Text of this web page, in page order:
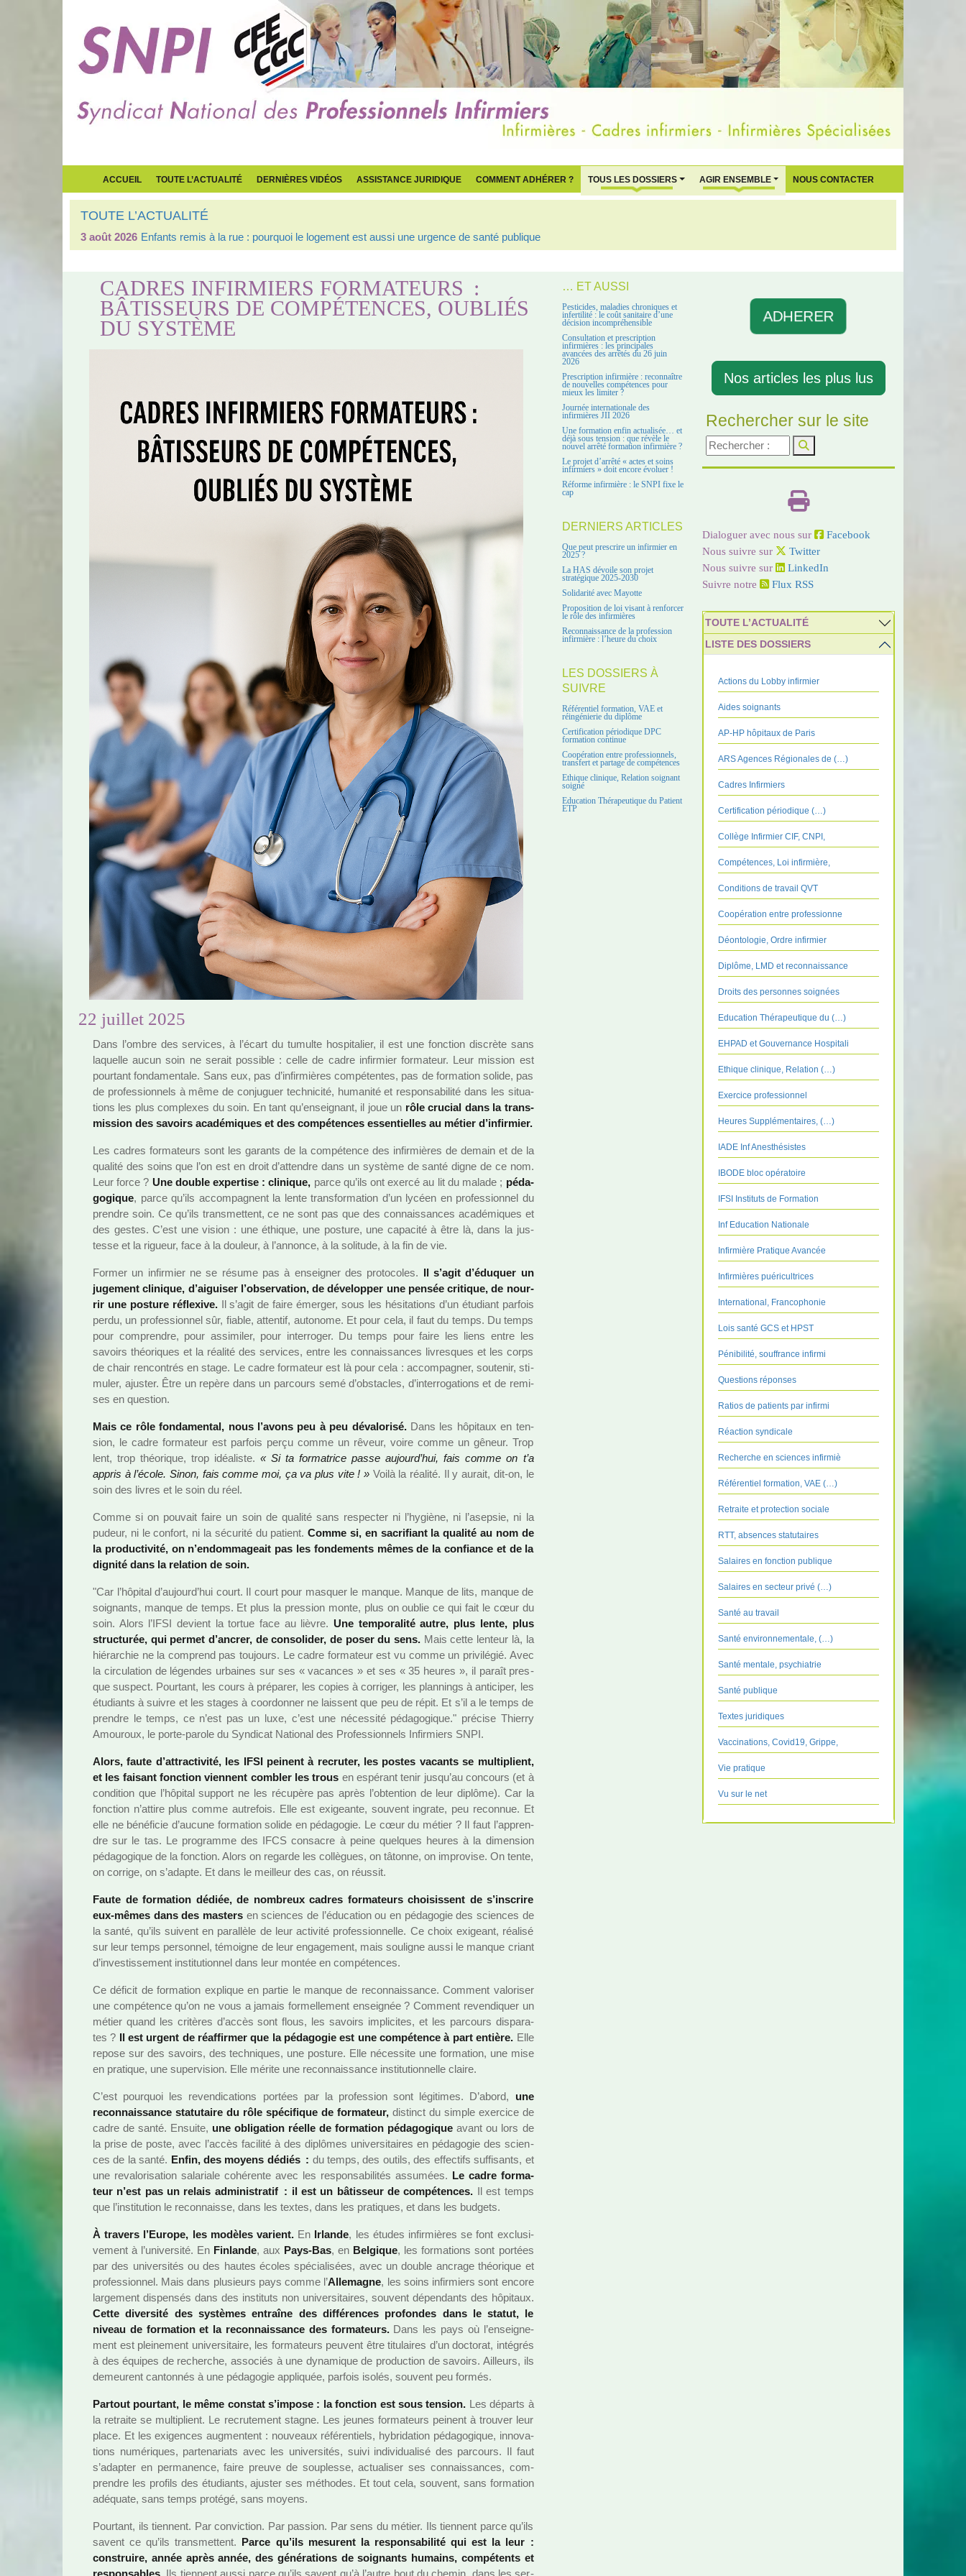
ACCUEIL TOUTE L’ACTUALITÉ DERNIÈRES VIDÉOS ASSISTANCE JURIDIQUE COMMENT ADHÉRER ? TOUS LES DOSSIERS AGIR ENSEMBLE NOUS CONTACTER
TOUTE L’ACTUALITÉ
3 août 2026 Enfants remis à la rue : pourquoi le logement est aussi une urgence de santé publique
CADRES INFIRMIERS FORMATEURS :
BÂTISSEURS DE COMPÉTENCES, OUBLIÉS
DU SYSTÈME
22 juillet 2025
Dans l’ombre des ser­vi­ces, à l’écart du tumulte hos­pi­ta­lier, il est une fonc­tion dis­crète sans
laquelle aucun soin ne serait pos­si­ble : celle de cadre infir­mier for­ma­teur. Leur mis­sion est
pour­tant fon­da­men­tale. Sans eux, pas d’infir­miè­res com­pé­ten­tes, pas de for­ma­tion solide, pas
de pro­fes­sion­nels à même de conju­guer tech­ni­cité, huma­nité et res­pon­sa­bi­lité dans les situa­
tions les plus com­plexes du soin. En tant qu’ensei­gnant, il joue un rôle cru­cial dans la trans­
mis­sion des savoirs aca­dé­mi­ques et des com­pé­ten­ces essen­tiel­les au métier d’infir­mier.
Les cadres for­ma­teurs sont les garants de la com­pé­tence des infir­miè­res de demain et de la
qua­lité des soins que l’on est en droit d’atten­dre dans un sys­tème de santé digne de ce nom.
Leur force ? Une double exper­tise : cli­ni­que, parce qu’ils ont exercé au lit du malade ; péda­
go­gi­que, parce qu’ils accom­pa­gnent la lente trans­for­ma­tion d’un lycéen en pro­fes­sion­nel du
pren­dre soin. Ce qu’ils trans­met­tent, ce ne sont pas que des connais­san­ces aca­dé­mi­ques et
des gestes. C’est une vision : une éthique, une pos­ture, une capa­cité à être là, dans la jus­
tesse et la rigueur, face à la dou­leur, à l’annonce, à la soli­tude, à la fin de vie.
Former un infir­mier ne se résume pas à ensei­gner des pro­to­co­les. Il s’agit d’éduquer un
juge­ment cli­ni­que, d’aigui­ser l’obser­va­tion, de déve­lop­per une pensée cri­ti­que, de nour­
rir une pos­ture réflexive.Il s’agit de faire émerger, sous les hési­ta­tions d’un étudiant par­fois
perdu, un pro­fes­sion­nel sûr, fiable, atten­tif, auto­nome. Et pour cela, il faut du temps. Du temps
pour com­pren­dre, pour assi­mi­ler, pour inter­ro­ger. Du temps pour faire les liens entre les
savoirs théo­ri­ques et la réa­lité des ser­vi­ces, entre les connais­san­ces livres­ques et les corps
de chair ren­contrés en stage. Le cadre for­ma­teur est là pour cela : accom­pa­gner, sou­te­nir, sti­
mu­ler, ajus­ter. Être un repère dans un par­cours semé d’obs­ta­cles, d’inter­ro­ga­tions et de remi­
ses en ques­tion.
Mais ce rôle fon­da­men­tal, nous l’avons peu à peu déva­lo­risé.Dans les hôpi­taux en ten­
sion, le cadre for­ma­teur est par­fois perçu comme un rêveur, voire comme un gêneur. Trop
lent, trop théo­ri­que, trop idéa­liste.« Si ta for­ma­trice passe aujourd’hui, fais comme on t’a
appris à l’école. Sinon, fais comme moi, ça va plus vite ! » Voilà la réa­lité. Il y aurait, dit-on, le
soin des livres et le soin du réel.
Comme si on pou­vait faire un soin de qua­lité sans res­pec­ter ni l’hygiène, ni l’asep­sie, ni la
pudeur, ni le confort, ni la sécu­rité du patient.Comme si, en sacri­fiant la qua­lité au nom de
la pro­duc­ti­vité, on n’endom­ma­geait pas les fon­de­ments mêmes de la confiance et de la
dignité dans la rela­tion de soin.
"Car l’hôpi­tal d’aujourd’hui court. Il court pour mas­quer le manque. Manque de lits, manque de
soi­gnants, manque de temps. Et plus la pres­sion monte, plus on oublie ce qui fait le cœur du
soin. Alors l’IFSI devient la tortue face au lièvre. Une tem­po­ra­lité autre, plus lente, plus
struc­tu­rée, qui permet d’ancrer, de conso­li­der, de poser du sens. Mais cette len­teur là, la
hié­rar­chie ne la com­prend pas tou­jours. Le cadre for­ma­teur est vu comme un pri­vi­lé­gié. Avec
la cir­cu­la­tion de légen­des urbai­nes sur ses « vacan­ces » et ses « 35 heures », il paraît pres­
que sus­pect. Pourtant, les cours à pré­pa­rer, les copies à cor­ri­ger, les plan­nings à anti­ci­per, les
étudiants à suivre et les stages à coor­don­ner ne lais­sent que peu de répit. Et s’il a le temps de
pren­dre le temps, ce n’est pas un luxe, c’est une néces­sité péda­go­gi­que." pré­cise Thierry
Amouroux, le porte-parole du Syndicat National des Professionnels Infirmiers SNPI.
Alors, faute d’attrac­ti­vité, les IFSI pei­nent à recru­ter, les postes vacants se mul­ti­plient,
et les fai­sant fonc­tion vien­nent com­bler les trous en espé­rant tenir jusqu’au concours (et à
condi­tion que l’hôpi­tal sup­port ne les récu­père pas après l’obten­tion de leur diplôme). Car la
fonc­tion n’attire plus comme autre­fois. Elle est exi­geante, sou­vent ingrate, peu reconnue. Et
elle ne béné­fi­cie d’aucune for­ma­tion solide en péda­go­gie. Le cœur du métier ? Il faut l’appren­
dre sur le tas. Le pro­gramme des IFCS consa­cre à peine quel­ques heures à la dimen­sion
péda­go­gi­que de la fonc­tion. Alors on regarde les col­lè­gues, on tâtonne, on impro­vise. On tente,
on cor­rige, on s’adapte. Et dans le meilleur des cas, on réus­sit.
Faute de for­ma­tion dédiée, de nom­breux cadres for­ma­teurs choi­sis­sent de s’ins­crire
eux-mêmes dans des mas­tersen scien­ces de l’éducation ou en péda­go­gie des scien­ces de
la santé, qu’ils sui­vent en paral­lèle de leur acti­vité pro­fes­sion­nelle. Ce choix exi­geant, réa­lisé
sur leur temps per­son­nel, témoi­gne de leur enga­ge­ment, mais sou­li­gne aussi le manque criant
d’inves­tis­se­ment ins­ti­tu­tion­nel dans leur montée en com­pé­ten­ces.
Ce défi­cit de for­ma­tion expli­que en partie le manque de reconnais­sance. Comment valo­ri­ser
une com­pé­tence qu’on ne vous a jamais for­mel­le­ment ensei­gnée ? Comment reven­di­quer un
métier quand les cri­tè­res d’accès sont flous, les savoirs impli­ci­tes, et les par­cours dis­pa­ra­
tes ? Il est urgent de réaf­fir­mer que la péda­go­gie est une com­pé­tence à part entière. Elle
repose sur des savoirs, des tech­ni­ques, une pos­ture. Elle néces­site une for­ma­tion, une mise
en pra­ti­que, une super­vi­sion. Elle mérite une reconnais­sance ins­ti­tu­tion­nelle claire.
C’est pour­quoi les reven­di­ca­tions por­tées par la pro­fes­sion sont légi­ti­mes. D’abord, une
reconnais­sance sta­tu­taire du rôle spé­ci­fi­que de for­ma­teur,dis­tinct du simple exer­cice de
cadre de santé. Ensuite, une obli­ga­tion réelle de for­ma­tion péda­go­gi­que avant ou lors de
la prise de poste, avec l’accès faci­lité à des diplô­mes uni­ver­si­tai­res en péda­go­gie des scien­
ces de la santé. Enfin, des moyens dédiés : du temps, des outils, des effec­tifs suf­fi­sants, et
une reva­lo­ri­sa­tion sala­riale cohé­rente avec les res­pon­sa­bi­li­tés assu­mées. Le cadre for­ma­
teur n’est pas un relais admi­nis­tra­tif : il est un bâtis­seur de com­pé­ten­ces. Il est temps
que l’ins­ti­tu­tion le reconnaisse, dans les textes, dans les pra­ti­ques, et dans les bud­gets.
À tra­vers l’Europe, les modè­les varient.En Irlande, les études infir­miè­res se font exclu­si­
ve­ment à l’uni­ver­sité. En Finlande, aux Pays-Bas, en Belgique, les for­ma­tions sont por­tées
par des uni­ver­si­tés ou des hautes écoles spé­cia­li­sées, avec un double ancrage théo­ri­que et
pro­fes­sion­nel. Mais dans plu­sieurs pays comme l’Allemagne, les soins infir­miers sont encore
lar­ge­ment dis­pen­sés dans des ins­ti­tuts non uni­ver­si­tai­res, sou­vent dépen­dants des hôpi­taux.
Cette diver­sité des sys­tè­mes entraîne des dif­fé­ren­ces pro­fon­des dans le statut, le
niveau de for­ma­tion et la reconnais­sance des for­ma­teurs. Dans les pays où l’ensei­gne­
ment est plei­ne­ment uni­ver­si­taire, les for­ma­teurs peu­vent être titu­lai­res d’un doc­to­rat, inté­grés
à des équipes de recher­che, asso­ciés à une dyna­mi­que de pro­duc­tion de savoirs. Ailleurs, ils
demeu­rent can­ton­nés à une péda­go­gie appli­quée, par­fois isolés, sou­vent peu formés.
Partout pour­tant, le même cons­tat s’impose : la fonc­tion est sous ten­sion. Les départs à
la retraite se mul­ti­plient. Le recru­te­ment stagne. Les jeunes for­ma­teurs pei­nent à trou­ver leur
place. Et les exi­gen­ces aug­men­tent : nou­veaux réfé­ren­tiels, hybri­da­tion péda­go­gi­que, inno­va­
tions numé­ri­ques, par­te­na­riats avec les uni­ver­si­tés, suivi indi­vi­dua­lisé des par­cours. Il faut
s’adap­ter en per­ma­nence, faire preuve de sou­plesse, actua­li­ser ses connais­san­ces, com­
pren­dre les pro­fils des étudiants, ajus­ter ses métho­des. Et tout cela, sou­vent, sans for­ma­tion
adé­quate, sans temps pro­tégé, sans moyens.
Pourtant, ils tien­nent. Par convic­tion. Par pas­sion. Par sens du métier. Ils tien­nent parce qu’ils
savent ce qu’ils trans­met­tent. Parce qu’ils mesu­rent la res­pon­sa­bi­lité qui est la leur :
cons­truire, année après année, des géné­ra­tions de soi­gnants humains, com­pé­tents et
… ET AUSSI
Pesticides, maladies chroniques et
infertilité : le coût sanitaire d’une
décision incompréhensible
Consultation et prescription
infirmières : les principales
avancées des arrêtés du 26 juin
2026
Prescription infirmière : reconnaître
de nouvelles compétences pour
mieux les limiter ?
Journée internationale des
infirmières JII 2026
Une formation enfin actualisée… et
déjà sous tension : que révèle le
nouvel arrêté formation infirmière ?
Le projet d’arrêté « actes et soins
infirmiers » doit encore évoluer !
Réforme infirmière : le SNPI fixe le
cap
DERNIERS ARTICLES
Que peut prescrire un infirmier en
2025 ?
La HAS dévoile son projet
stratégique 2025-2030
Solidarité avec Mayotte
Proposition de loi visant à renforcer
le rôle des infirmières
Reconnaissance de la profession
infirmière : l’heure du choix
LES DOSSIERS À
SUIVRE
Référentiel formation, VAE et
réingénierie du diplôme
Certification périodique DPC
formation continue
Coopération entre professionnels,
transfert et partage de compétences
Ethique clinique, Relation soignant
soigné
Education Thérapeutique du Patient
ETP
ADHERER
Nos articles les plus lus
Rechercher sur le site
Dialoguer avec nous sur
Facebook
Nous suivre sur
Twitter
Nous suivre sur
LinkedIn
Suivre notre
Flux RSS
TOUTE L’ACTUALITÉ
LISTE DES DOSSIERS
Actions du Lobby infirmier
Aides soignants
AP-HP hôpitaux de Paris
ARS Agences Régionales de (…)
Cadres Infirmiers
Certification périodique (…)
Collège Infirmier CIF, CNPI,
Compétences, Loi infirmière,
Conditions de travail QVT
Coopération entre professionne
Déontologie, Ordre infirmier
Diplôme, LMD et reconnaissance
Droits des personnes soignées
Education Thérapeutique du (…)
EHPAD et Gouvernance Hospitali
Ethique clinique, Relation (…)
Exercice professionnel
Heures Supplémentaires, (…)
IADE Inf Anesthésistes
IBODE bloc opératoire
IFSI Instituts de Formation
Inf Education Nationale
Infirmière Pratique Avancée
Infirmières puéricultrices
International, Francophonie
Lois santé GCS et HPST
Pénibilité, souffrance infirmi
Questions réponses
Ratios de patients par infirmi
Réaction syndicale
Recherche en sciences infirmiè
Référentiel formation, VAE (…)
Retraite et protection sociale
RTT, absences statutaires
Salaires en fonction publique
Salaires en secteur privé (…)
Santé au travail
Santé environnementale, (…)
Santé mentale, psychiatrie
Santé publique
Textes juridiques
Vaccinations, Covid19, Grippe,
Vie pratique
Vu sur le net